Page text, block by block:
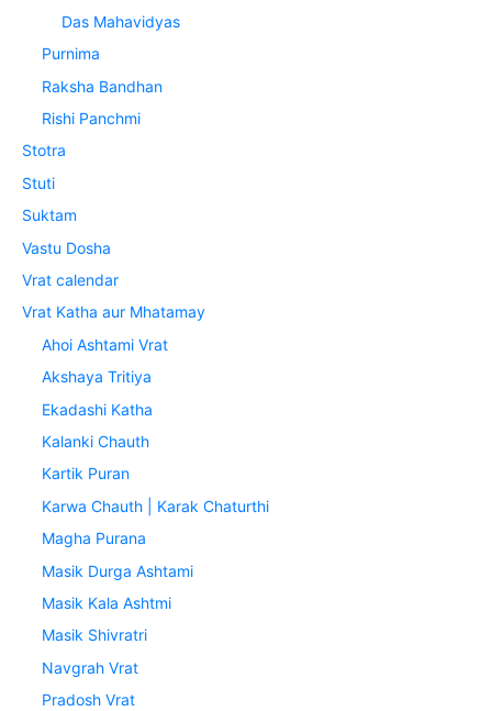
Das Mahavidyas
Purnima
Raksha Bandhan
Rishi Panchmi
Stotra
Stuti
Suktam
Vastu Dosha
Vrat calendar
Vrat Katha aur Mhatamay
Ahoi Ashtami Vrat
Akshaya Tritiya
Ekadashi Katha
Kalanki Chauth
Kartik Puran
Karwa Chauth | Karak Chaturthi
Magha Purana
Masik Durga Ashtami
Masik Kala Ashtmi
Masik Shivratri
Navgrah Vrat
Pradosh Vrat